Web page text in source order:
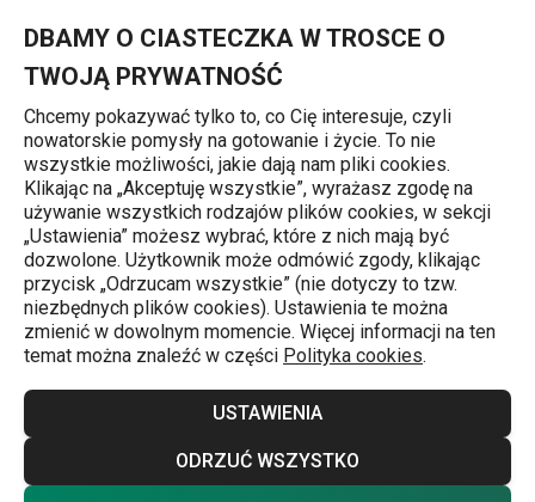
DBAMY O CIASTECZKA W TROSCE O
TWOJĄ PRYWATNOŚĆ
Chcemy pokazywać tylko to, co Cię interesuje, czyli
nowatorskie pomysły na gotowanie i życie. To nie
wszystkie możliwości, jakie dają nam pliki cookies.
Klikając na „Akceptuję wszystkie”, wyrażasz zgodę na
używanie wszystkich rodzajów plików cookies, w sekcji
„Ustawienia” możesz wybrać, które z nich mają być
dozwolone. Użytkownik może odmówić zgody, klikając
przycisk „Odrzucam wszystkie” (nie dotyczy to tzw.
niezbędnych plików cookies). Ustawienia te można
zmienić w dowolnym momencie. Więcej informacji na ten
temat można znaleźć w części Polityka cookies.
USTAWIENIA
ODRZUĆ WSZYSTKO
Tarki
Wielofunkcyjna krajarka/tarka
HANDY